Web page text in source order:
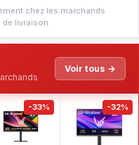
chez les marchands
de livraison.
Voir tous →
-33% -32%